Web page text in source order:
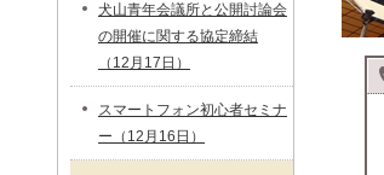
犬山青年会議所と公開討論会
の開催に関する協定締結
（12月17日）
スマートフォン初心者セミナ
ー（12月16日）